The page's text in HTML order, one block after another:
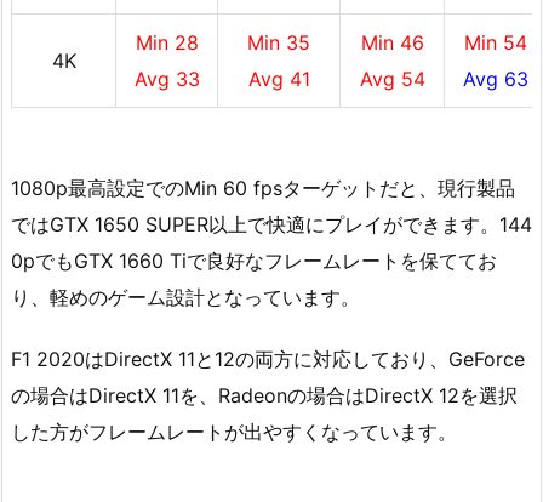
4K
Min 28
Avg 33
Min 35
Avg 41
Min 46
Avg 54
Min 54
Avg 63
1080p最高設定でのMin 60 fpsターゲットだと、現行製品
ではGTX 1650 SUPER以上で快適にプレイができます。144
0pでもGTX 1660 Tiで良好なフレームレートを保ててお
り、軽めのゲーム設計となっています。
F1 2020はDirectX 11と12の両方に対応しており、GeForce
の場合はDirectX 11を、Radeonの場合はDirectX 12を選択
した方がフレームレートが出やすくなっています。